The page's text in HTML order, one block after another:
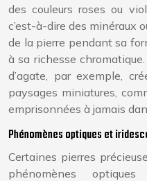
des couleurs roses ou
c’est-à-dire des minéraux
de la pierre pendant sa
à sa richesse
d’agate, par exemple,
paysages miniatures,
emprisonnées à jamais
Phénomènes optiques et
Certaines pierres
phénomènes